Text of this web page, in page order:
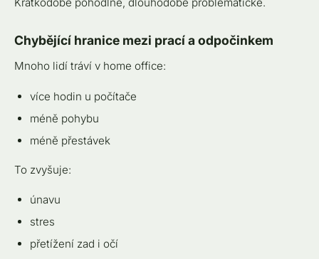
Chybějící hranice mezi prací a odpočinkem
Mnoho lidí tráví v home office:
více hodin u počítače
méně pohybu
méně přestávek
To zvyšuje:
únavu
stres
přetížení zad i očí